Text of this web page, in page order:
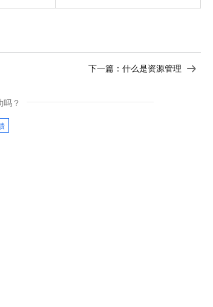
下一篇： 什么是资源管理
？